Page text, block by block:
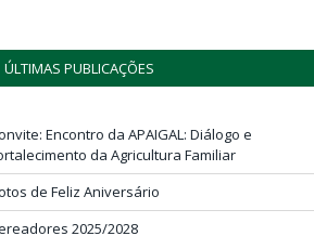
ÚLTIMAS PUBLICAÇÕES
Encontro da APAIGAL: Diálogo e
da Agricultura Familiar
de Feliz Aniversário
2025/2028